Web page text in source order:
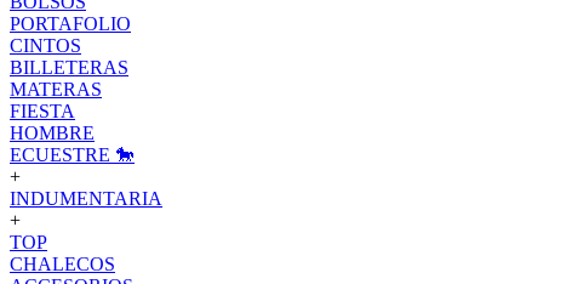
PORTAFOLIO
CINTOS
BILLETERAS
MATERAS
FIESTA
HOMBRE
ECUESTRE 🐎
+
INDUMENTARIA
+
TOP
CHALECOS